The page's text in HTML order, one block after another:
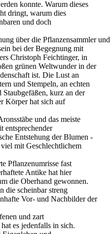
konnte. Warum dieses
dringt, warum dies
und doch
über die Pflanzensammler und
bei der Begegnung mit
Christoph Feichtinger, in
grünen Weltwunder in der
ist. Die Lust an
und Stempeln, an echten
kurz an der
Körper hat sich auf
und das meiste
entsprechender
Entstehung der Blumen -
mit Geschlechtlichem
Pflanzenumrisse fast
Antike hat hier
die Oberhand gewonnen.
die scheinbar streng
Vor- und Nachbilder der
und zart
es jedenfalls in sich.